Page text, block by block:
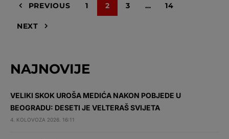
PREVIOUS 1 2 3 … 14
NEXT
NAJNOVIJE
VELIKI SKOK UROŠA MEDIĆA NAKON POBJEDE U
BEOGRADU: DESETI JE VELTERAŠ SVIJETA
4. KOLOVOZA 2026. 16:11